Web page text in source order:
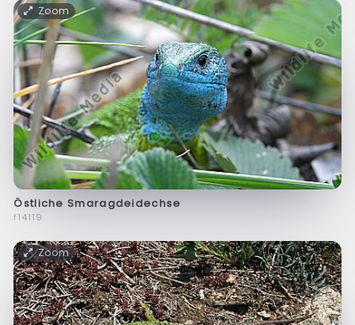
Zoom
Östliche Smaragdeidechse
f14119
Zoom